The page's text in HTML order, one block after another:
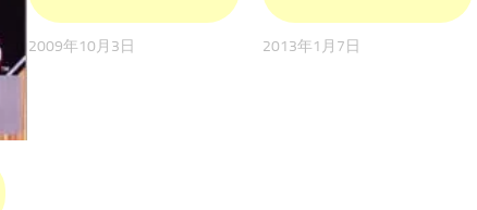
2009年10月3日 2013年1月7日